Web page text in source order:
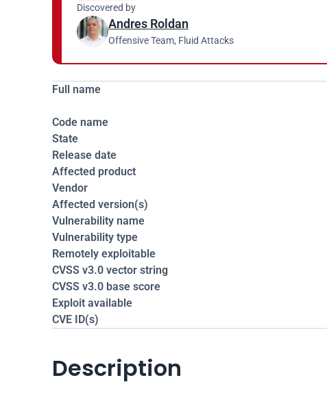
Discovered by
Andres Roldan
Offensive Team, Fluid Attacks
Full name
Code name
State
Release date
Affected product
Vendor
Affected version(s)
Vulnerability name
Vulnerability type
Remotely exploitable
CVSS v3.0 vector string
CVSS v3.0 base score
Exploit available
CVE ID(s)
Description